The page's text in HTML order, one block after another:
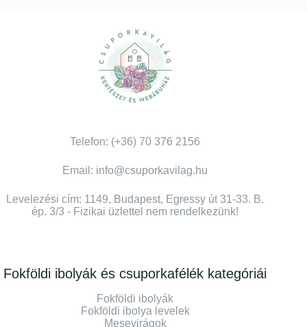
Telefon: (+36) 70 376 2156
Email: info@csuporkavilag.hu
Levelezési cím: 1149, Budapest, Egressy út 31-33. B.
ép. 3/3 - Fizikai üzlettel nem rendelkezünk!
Fokföldi ibolyák és csuporkafélék kategóriái
Fokföldi ibolyák
Fokföldi ibolya levelek
Mesevirágok